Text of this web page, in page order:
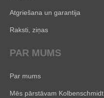
Atgriešana un garantija
Raksti, ziņas
PAR MUMS
Par mums
Mēs pārstāvam Kolbenschmidt